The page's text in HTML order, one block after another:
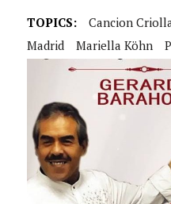
TOPICS: Cancion
Madrid
Mariella Köhn